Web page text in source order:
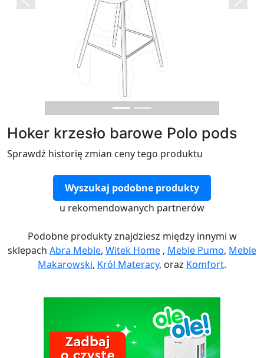
Previous Next
Hoker krzesło barowe Polo pods
Sprawdź historię zmian ceny tego produktu
Wyszukaj podobne produkty
u rekomendowanych partnerów
Podobne produkty znajdziesz między innymi w
sklepach Abra Meble, Witek Home , Meble Pumo, Meble
Makarowski, Król Materacy, oraz Komfort.